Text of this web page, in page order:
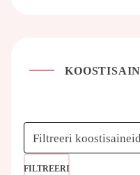
Filtreeri
FILTREERI